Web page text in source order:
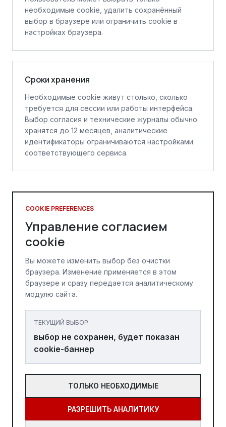
необходимые cookie, удалить сохранённый
выбор в браузере или ограничить cookie в
настройках браузера.
Сроки хранения
Необходимые cookie живут столько, сколько
требуется для сессии или работы интерфейса.
Выбор согласия и технические журналы обычно
хранятся до 12 месяцев, аналитические
идентификаторы ограничиваются настройками
соответствующего сервиса.
COOKIE PREFERENCES
Управление согласием
cookie
Вы можете изменить выбор без очистки
браузера. Изменение применяется в этом
браузере и сразу передается аналитическому
модулю сайта.
ТЕКУЩИЙ ВЫБОР
выбор не сохранен, будет показан
cookie-баннер
ТОЛЬКО НЕОБХОДИМЫЕ
РАЗРЕШИТЬ АНАЛИТИКУ